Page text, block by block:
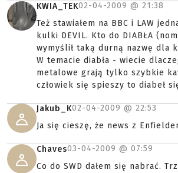
KWIA_TEK02-04-2009 @ 21:38
Też stawiałem na BBC i LAW
kulki DEVIL. Kto do DIABŁA
wymyślił taką durną nazwę dla
W temacie diabła - wiecie
metalowe grają tylko szybkie
człowiek się spieszy to diabeł
Jakub_K02-04-2009 @ 22:53
Ja się cieszę, że news z
Chaves03-04-2009 @ 07:59
Co do SWD dałem się nabrać.